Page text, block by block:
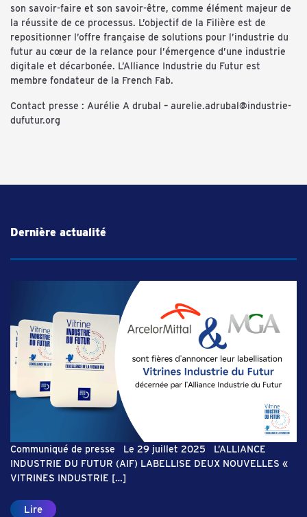
son savoir-faire et son savoir-être, comme élément majeur de
la réussite de ce processus. L’objectif de la Filière est de
repositionner l’offre française de solutions pour l’industrie du
futur au cœur de la relance pour l’émergence d’une industrie
digitale et décarbonée. L’Alliance Industrie du Futur est
membre fondateur de la French Fab.
Contact presse : Aurélie A drubal – aurelie.adrubal@industrie-
dufutur.org
Dernière actualité
Communiqué de presse Le 29 juillet 2025 L’ALLIANCE
INDUSTRIE DU FUTUR (AIF) LABELLISE DEUX NOUVELLES «
VITRINES INDUSTRIE […]
Lire